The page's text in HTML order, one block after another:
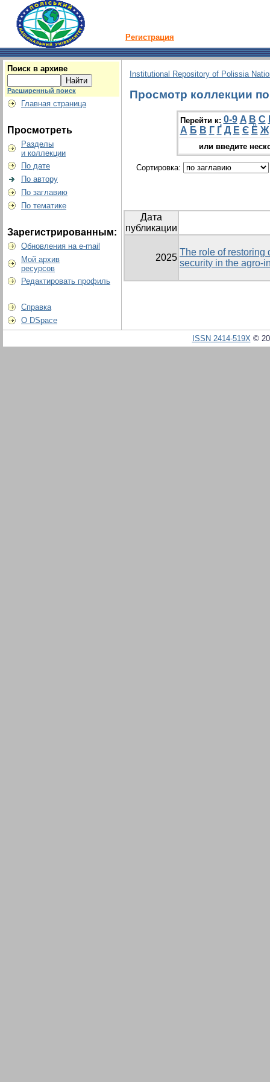
Регистрация
Поиск в архиве
Расширенный поиск
Главная страница
Просмотреть
Разделы
и коллекции
По дате
По автору
По заглавию
По тематике
Зарегистрированным:
Обновления на e-mail
Мой архив
ресурсов
Редактировать профиль
Справка
О DSpace
Institutional Repository of Polissia
Просмотр коллекции
Перейти к: 0-9 A B C
А Б В Г Ґ Д Е Є Ё Ж
или введите
Сортировка:
Дата
публикации
2025
The role of restoring
security in the agro-
ISSN 2414-519X©